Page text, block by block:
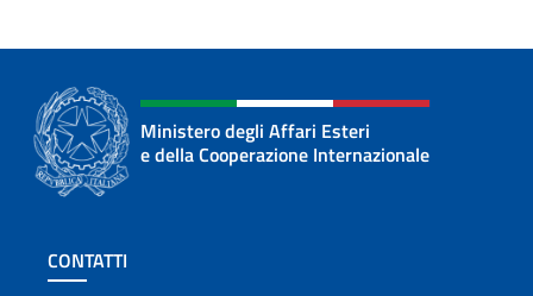
Ministero degli Affari Esteri
e della Cooperazione Internazionale
Sezione footer
CONTATTI